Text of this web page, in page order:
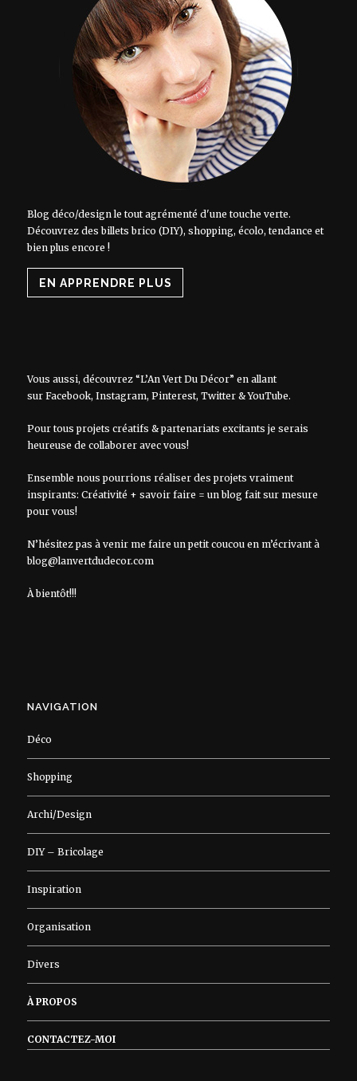
Blog déco/design le tout agrémenté d'une touche verte.
Découvrez des billets brico (DIY), shopping, écolo, tendance et
bien plus encore !
EN APPRENDRE PLUS
Vous aussi, découvrez “L’An Vert Du Décor” en allant
sur Facebook, Instagram, Pinterest, Twitter&YouTube.
Pour tous projets créatifs & partenariats excitants je serais
heureuse de collaborer avec vous!
Ensemble nous pourrions réaliser des projets vraiment
inspirants: Créativité + savoir faire = un blog fait sur mesure
pour vous!
N’hésitez pas à venir me faire un petit coucou en m’écrivant à
blog@lanvertdudecor.com
À bientôt!!!
NAVIGATION
Déco
Shopping
Archi/Design
DIY – Bricolage
Inspiration
Organisation
Divers
À PROPOS
CONTACTEZ-MOI